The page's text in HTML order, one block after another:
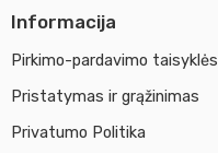
Informacija
Pirkimo-pardavimo taisyklės
Pristatymas ir grąžinimas
Privatumo Politika